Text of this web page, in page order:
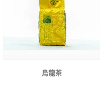
烏龍茶